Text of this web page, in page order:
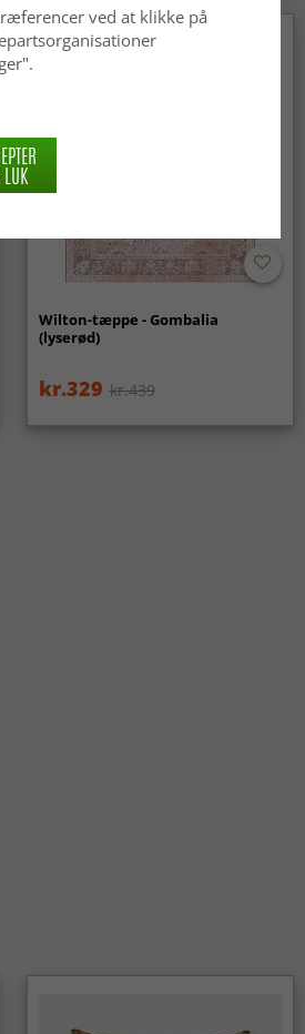
Wilton-tæppe - Gombalia
(lyserød)
kr.329 kr.439
ved at klikke på
LUK